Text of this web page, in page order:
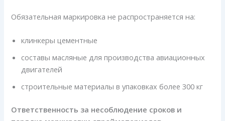
Обязательная маркировка не распространяется на:
клинкеры цементные
составы масляные для производства авиационных
двигателей
строительные материалы в упаковках более 300 кг
Ответственность за несоблюдение сроков и